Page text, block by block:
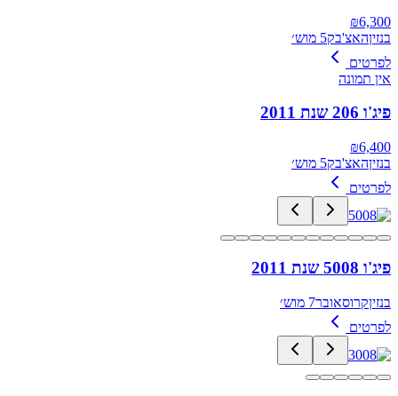
₪6,300
בנזיןהאצ'בק5 מוש׳
לפרטים
אין תמונה
פיג'ו 206 שנת 2011
₪6,400
בנזיןהאצ'בק5 מוש׳
לפרטים
פיג'ו 5008 שנת 2011
בנזיןקרוסאובר7 מוש׳
לפרטים